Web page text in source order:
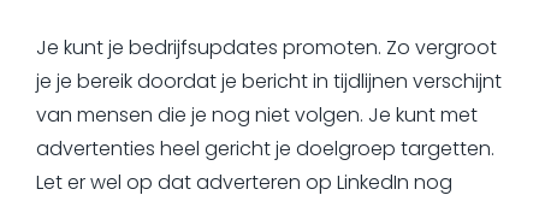
Je kunt je bedrijfsupdates promoten. Zo vergroot
je je bereik doordat je bericht in tijdlijnen verschijnt
van mensen die je nog niet volgen. Je kunt met
advertenties heel gericht je doelgroep targetten.
Let er wel op dat adverteren op LinkedIn nog